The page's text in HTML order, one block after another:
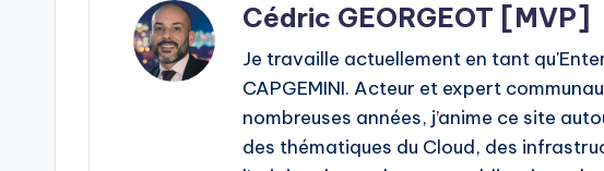
Cédric GEORGEOT [MVP]
Je travaille actuellement en tant
CAPGEMINI. Acteur et expert
nombreuses années, j’anime ce site
des thématiques du Cloud, des